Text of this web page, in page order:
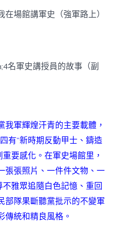
專
包
在
——
4
名
軍
史
講
授
員
的
故
在場館講軍史（強軍路上）
名軍史講授員的故事（副
我軍輝煌汗青的主要載體，
有”新時期反動甲士、鑄造
要感化。在軍史場館里，
張張照片、一件件文物、一
不雅眾追隨白色記憶、重回
部隊果斷聽黨批示的不變軍
傳統和精良風格。